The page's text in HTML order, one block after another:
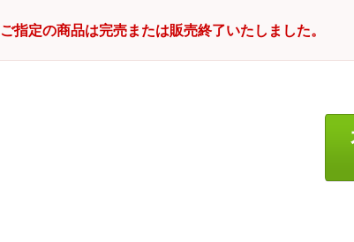
ご指定の商品は完売または販売終了いたしました。